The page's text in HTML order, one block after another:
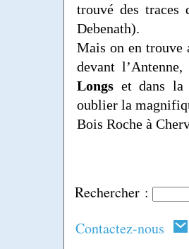
Rechercher :
Contactez-nous
trouvé des traces
Debenath).
Mais on en trouve
devant
Longs et dans la
oublier la
Bois Roche à